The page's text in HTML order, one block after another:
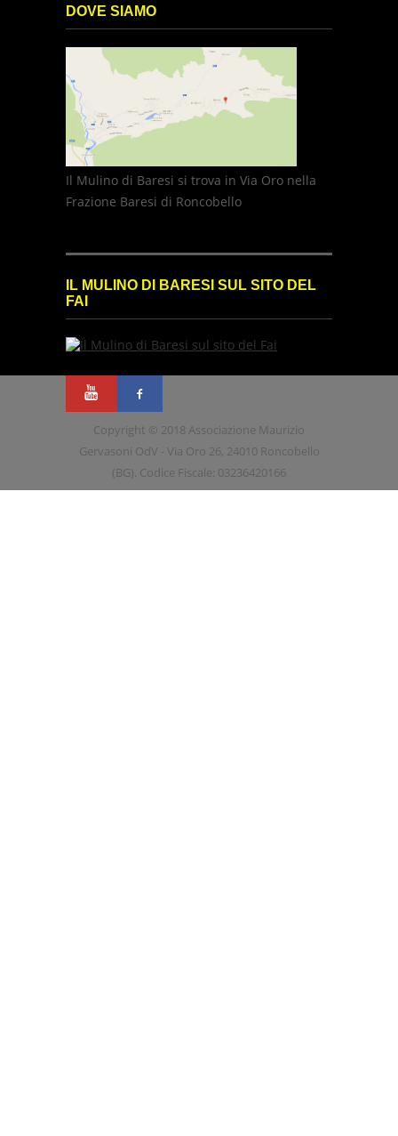
DOVE SIAMO
Il Mulino di Baresi si trova in Via Oro nella
Frazione Baresi di Roncobello
IL MULINO DI BARESI SUL SITO DEL
FAI
Copyright © 2018 Associazione Maurizio
Gervasoni OdV - Via Oro 26, 24010 Roncobello
(BG). Codice Fiscale: 03236420166